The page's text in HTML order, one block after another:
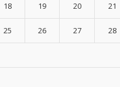
18 19 20 21
25 26 27 28